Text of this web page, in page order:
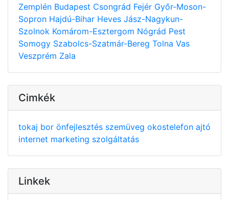
Zemplén Budapest Csongrád Fejér Győr-Moson-
Sopron Hajdú-Bihar Heves Jász-Nagykun-
Szolnok Komárom-Esztergom Nógrád Pest
Somogy Szabolcs-Szatmár-Bereg Tolna Vas
Veszprém Zala
Cimkék
tokaj bor önfejlesztés szemüveg okostelefon ajtó
internet marketing szolgáltatás
Linkek